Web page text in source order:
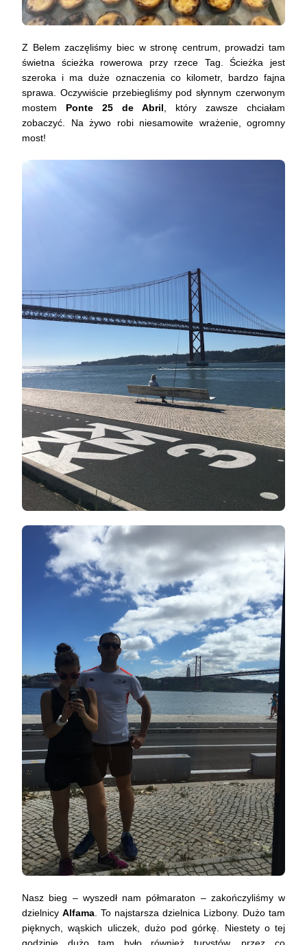
Z Belem zaczęliśmy biec w stronę centrum, prowadzi tam
świetna ścieżka rowerowa przy rzece Tag. Ścieżka jest
szeroka i ma duże oznaczenia co kilometr, bardzo fajna
sprawa. Oczywiście przebiegliśmy pod słynnym czerwonym
mostem Ponte 25 de Abril, który zawsze chciałam
zobaczyć. Na żywo robi niesamowite wrażenie, ogromny
most!
Nasz bieg – wyszedł nam półmaraton – zakończyliśmy w
dzielnicy Alfama. To najstarsza dzielnica Lizbony. Dużo tam
pięknych, wąskich uliczek, dużo pod górkę. Niestety o tej